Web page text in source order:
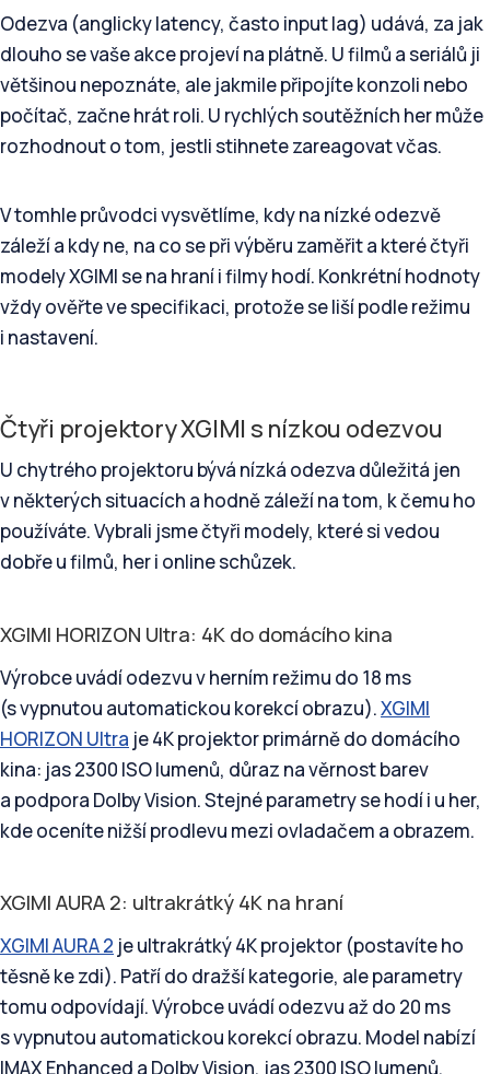
Odezva (anglicky latency, často input lag) udává, za jak
dlouho se vaše akce projeví na plátně. U filmů a seriálů ji
většinou nepoznáte, ale jakmile připojíte konzoli nebo
počítač, začne hrát roli. U rychlých soutěžních her může
rozhodnout o tom, jestli stihnete zareagovat včas.
V tomhle průvodci vysvětlíme, kdy na nízké odezvě
záleží a kdy ne, na co se při výběru zaměřit a které čtyři
modely XGIMI se na hraní i filmy hodí. Konkrétní hodnoty
vždy ověřte ve specifikaci, protože se liší podle režimu
i nastavení.
Čtyři projektory XGIMI s nízkou odezvou
U chytrého projektoru bývá nízká odezva důležitá jen
v některých situacích a hodně záleží na tom, k čemu ho
používáte. Vybrali jsme čtyři modely, které si vedou
dobře u filmů, her i online schůzek.
XGIMI HORIZON Ultra: 4K do domácího kina
Výrobce uvádí odezvu v herním režimu do 18 ms
(s vypnutou automatickou korekcí obrazu).XGIMI
HORIZON Ultra je 4K projektor primárně do domácího
kina: jas 2300 ISO lumenů, důraz na věrnost barev
a podpora Dolby Vision. Stejné parametry se hodí i u her,
kde oceníte nižší prodlevu mezi ovladačem a obrazem.
XGIMI AURA 2: ultrakrátký 4K na hraní
XGIMI AURA 2 je ultrakrátký 4K projektor (postavíte ho
těsně ke zdi). Patří do dražší kategorie, ale parametry
tomu odpovídají. Výrobce uvádí odezvu až do 20 ms
s vypnutou automatickou korekcí obrazu. Model nabízí
IMAX Enhanced a Dolby Vision, jas 2300 ISO lumenů,